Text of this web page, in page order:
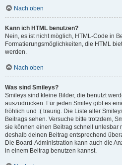
Nach oben
Kann ich HTML benutzen?
Nein, es ist nicht möglich, HTML-Code in
Formatierungsmöglichkeiten, die HTML
werden.
Nach oben
Was sind Smileys?
Smileys sind kleine Bilder, die benutzt
auszudrücken. Für jeden Smiley gibt es
fröhlich und :( traurig. Die Liste aller
Beitrags sehen. Versuche bitte trotzdem,
sie können einen Beitrag schnell unlesbar
deshalb deinen Beitrag entsprechend
Die Board-Administration kann auch die
in einem Beitrag benutzen kannst.